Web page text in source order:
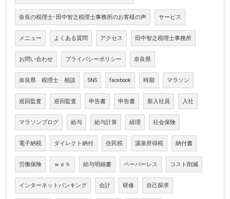
奈良の税理士･田中智之税理士事務所のお客様の声 サービス
メニュー よくある質問 アクセス 田中智之税理士事務所
お問い合わせ プライバシーポリシー 奈良県
奈良県 税理士 相談 SNS facebook 時期 マラソン
巡回監査 巡回監査 申告書 申告書 新入社員 入社
マラソンブログ 給与 給与計算 経理 社会保険
電子納税 ダイレクト納付 住民税 源泉所得税 納付書
労働保険 ｗｅｂ 給与明細書 ペーパーレス コスト削減
インターネットバンキング 会計 研修 自己探求